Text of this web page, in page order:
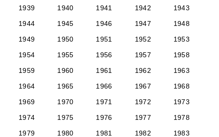
1939
1940 1941 1942
1943
1944
1945 1946 1947
1948
1949
1950 1951 1952
1953
1954
1955 1956 1957
1958
1959
1960 1961 1962
1963
1964
1965 1966 1967
1968
1969
1970 1971 1972
1973
1974
1975 1976 1977
1978
1979
1980 1981 1982 1983